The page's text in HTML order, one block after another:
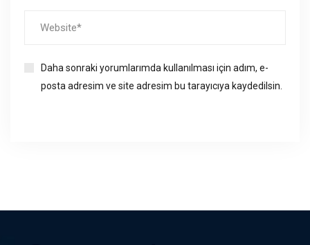
Daha sonraki yorumlarımda kullanılması için adım, e-
posta adresim ve site adresim bu tarayıcıya kaydedilsin.